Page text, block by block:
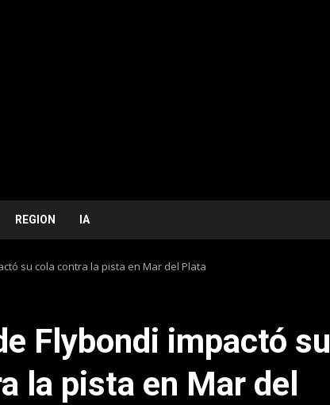
REGION IA
su cola contra la pista en Mar del Plata
Flybondi impactó su
la pista en Mar del